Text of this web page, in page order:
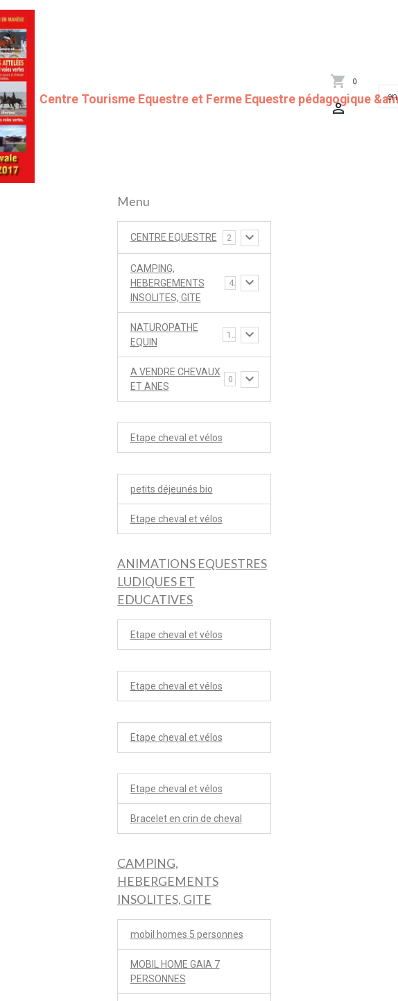
Centre Tourisme Equestre et Ferme Equestre pédagogique
0
Menu
CENTRE EQUESTRE 2
CAMPING,
HEBERGEMENTS
INSOLITES, GITE
4
NATUROPATHE
EQUIN
A VENDRE CHEVAUX
ET ANES
Etape cheval et vélos
petits déjeunés bio
Etape cheval et vélos
ANIMATIONS EQUESTRES
LUDIQUES ET
EDUCATIVES
Etape cheval et vélos
Etape cheval et vélos
Etape cheval et vélos
Etape cheval et vélos
Bracelet en crin de cheval
CAMPING,
HEBERGEMENTS
INSOLITES, GITE
mobil homes 5 personnes
MOBIL HOME GAIA 7
PERSONNES